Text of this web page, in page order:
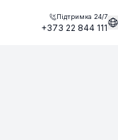
Підтримка 24/7
+373 22 844 111